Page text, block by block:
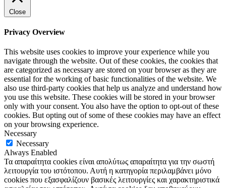
Close
Privacy Overview
This website uses cookies to improve your experience while you
navigate through the website. Out of these cookies, the cookies that
are categorized as necessary are stored on your browser as they are
essential for the working of basic functionalities of the website. We
also use third-party cookies that help us analyze and understand how
you use this website. These cookies will be stored in your browser
only with your consent. You also have the option to opt-out of these
cookies. But opting out of some of these cookies may have an effect
on your browsing experience.
Necessary
Necessary
Always Enabled
Τα απαραίτητα cookies είναι απολύτως απαραίτητα για την σωστή
λειτουργία του ιστότοπου. Αυτή η κατηγορία περιλαμβάνει μόνο
cookies που εξασφαλίζουν βασικές λειτουργίες και χαρακτηριστικά